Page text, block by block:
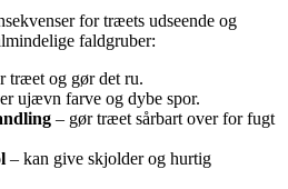
for træets udseende og
faldgruber:
træet og gør det ru.
ujævn farve og dybe spor.
– gør træet sårbart over for fugt
– kan give skjolder og hurtig